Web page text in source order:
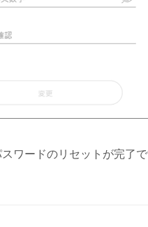
ワードのリセットが完了